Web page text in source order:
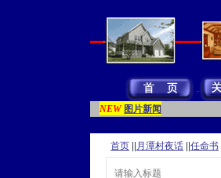
NEW 图片新闻
首页 ||月潭村夜话 ||任命书